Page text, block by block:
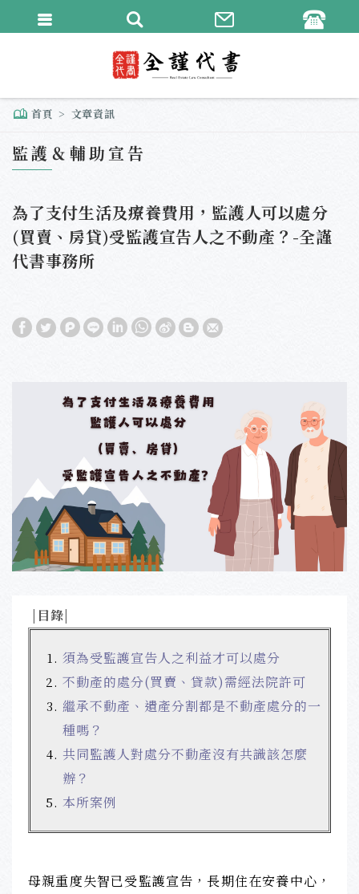
首頁 文章資訊
監護＆輔助宣告
為了支付生活及療養費用，監護人可以處分
(買賣、房貸)受監護宣告人之不動產？-全謹
代書事務所
|目錄|
須為受監護宣告人之利益才可以處分
不動產的處分(買賣、貸款)需經法院許可
繼承不動產、遺產分割都是不動產處分的一
種嗎？
共同監護人對處分不動產沒有共識該怎麼
辦？
本所案例
母親重度失智已受監護宣告，長期住在安養中心，
繁體中文
English